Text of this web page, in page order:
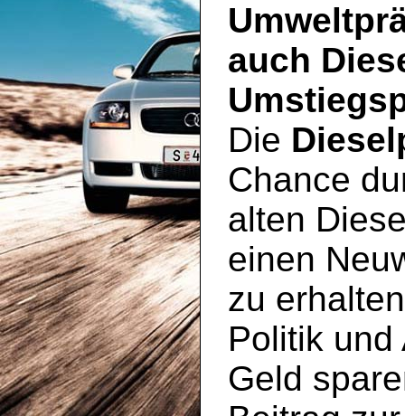
auch
Die
Chance
alten
einen
zu
Politik
Geld